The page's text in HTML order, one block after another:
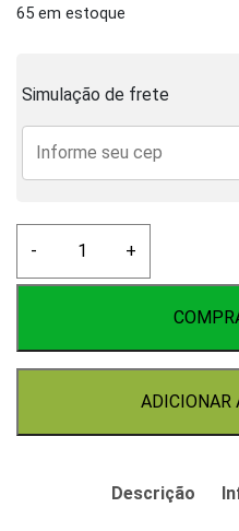
65 em estoque
Simulação de frete
-
Rosca
+
ADICIONAR
Descrição